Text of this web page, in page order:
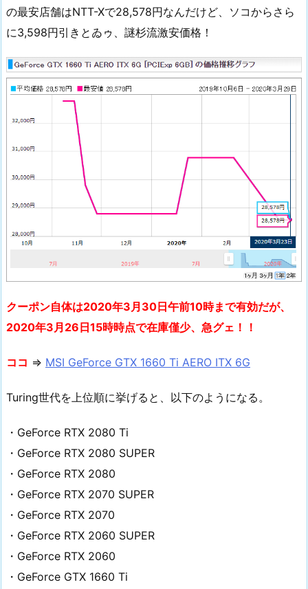
の最安店舗はNTT-Xで28,578円なんだけど、ソコからさら
に3,598円引きとゐゥ、謎杉流激安価格！
クーポン自体は2020年3月30日午前10時まで有効だが、
2020年3月26日15時時点で在庫僅少、急グェ！！
ココ ⇒ MSI GeForce GTX 1660 Ti AERO ITX 6G
Turing世代を上位順に挙げると、以下のようになる。
・GeForce RTX 2080 Ti
・GeForce RTX 2080 SUPER
・GeForce RTX 2080
・GeForce RTX 2070 SUPER
・GeForce RTX 2070
・GeForce RTX 2060 SUPER
・GeForce RTX 2060
・GeForce GTX 1660 Ti